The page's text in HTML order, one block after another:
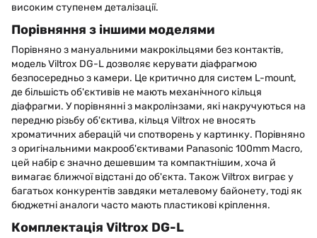
високим ступенем деталізації.
Порівняння з іншими моделями
Порівняно з мануальними макрокільцями без контактів,
модель Viltrox DG-L дозволяє керувати діафрагмою
безпосередньо з камери. Це критично для систем L-mount,
де більшість об'єктивів не мають механічного кільця
діафрагми. У порівнянні з макролінзами, які накручуються на
передню різьбу об'єктива, кільця Viltrox не вносять
хроматичних аберацій чи спотворень у картинку. Порівняно
з оригінальними макрооб'єктивами Panasonic 100mm Macro,
цей набір є значно дешевшим та компактнішим, хоча й
вимагає ближчої відстані до об'єкта. Також Viltrox виграє у
багатьох конкурентів завдяки металевому байонету, тоді як
бюджетні аналоги часто мають пластикові кріплення.
Комплектація Viltrox DG-L